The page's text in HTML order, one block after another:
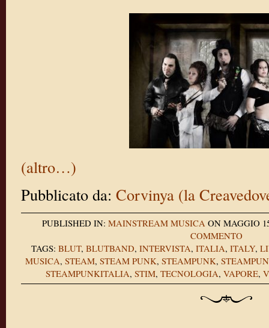
(altro…)
Pubblicato da: Corvinya (la
PUBLISHED IN: MAINSTREAM MUSICA ON MAGGIO
COMMENTO
TAGS: BLUT, BLUTBAND, INTERVISTA, ITALIA, ITALY,
MUSICA, STEAM, STEAM PUNK, STEAMPUNK,
STEAMPUNKITALIA, STIM, TECNOLOGIA, VAPORE,